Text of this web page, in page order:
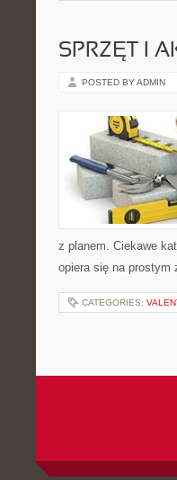
SPRZĘT I
POSTED BY ADMIN
z planem. Ciekawe
opiera się na prostym
CATEGORIES: